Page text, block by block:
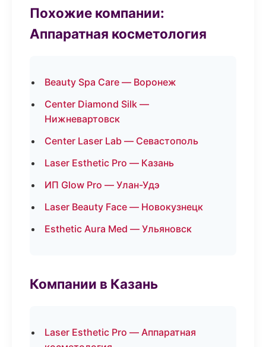
Похожие компании:
Аппаратная косметология
Beauty Spa Care — Воронеж
Center Diamond Silk —
Нижневартовск
Center Laser Lab — Севастополь
Laser Esthetic Pro — Казань
ИП Glow Pro — Улан-Удэ
Laser Beauty Face — Новокузнецк
Esthetic Aura Med — Ульяновск
Компании в Казань
Laser Esthetic Pro — Аппаратная